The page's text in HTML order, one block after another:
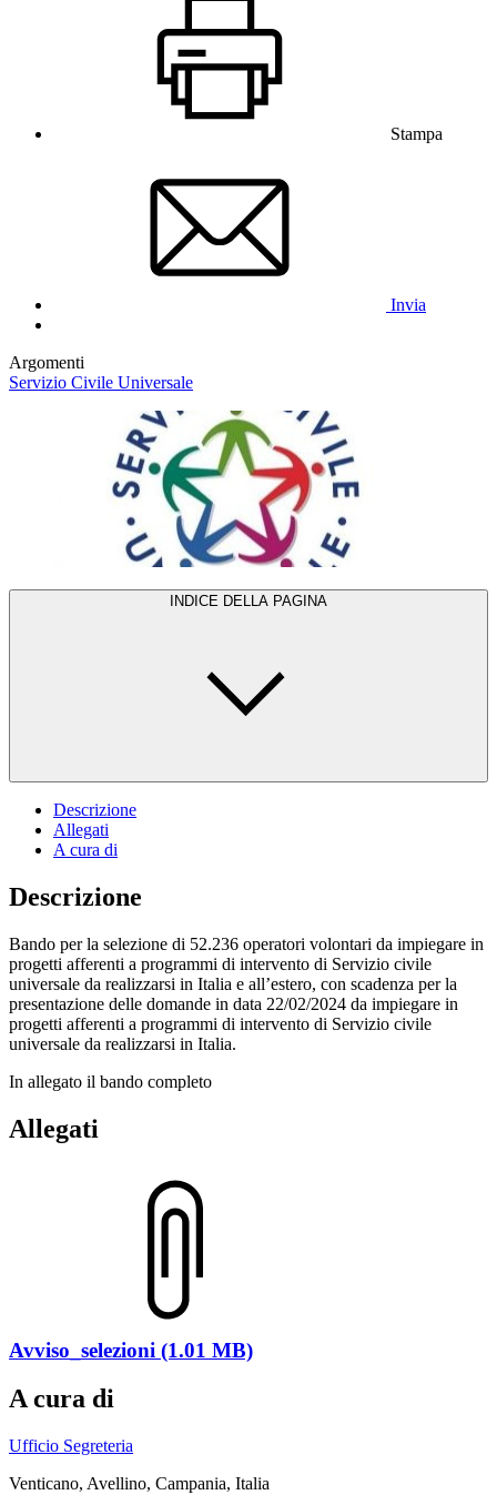
Stampa
Invia
Argomenti
Servizio Civile Universale
INDICE DELLA PAGINA
Descrizione
Allegati
A cura di
Descrizione
Bando per la selezione di 52.236 operatori volontari da impiegare in
progetti afferenti a programmi di intervento di Servizio civile
universale da realizzarsi in Italia e all’estero, con scadenza per la
presentazione delle domande in data 22/02/2024 da impiegare in
progetti afferenti a programmi di intervento di Servizio civile
universale da realizzarsi in Italia.
In allegato il bando completo
Allegati
Avviso_selezioni (1.01 MB)
A cura di
Ufficio Segreteria
Venticano, Avellino, Campania, Italia